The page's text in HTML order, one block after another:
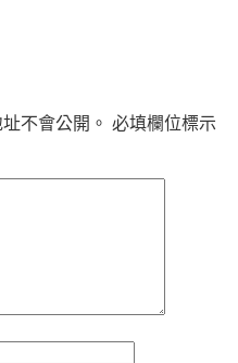
不會公開。 必填欄位標示